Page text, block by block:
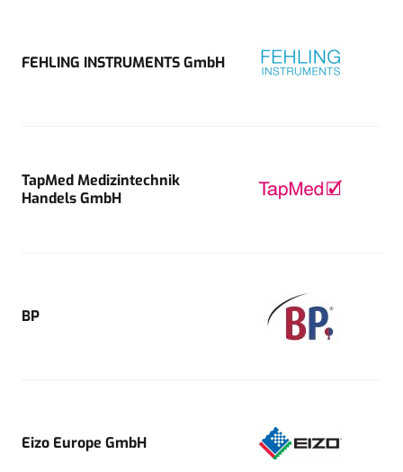
FEHLING INSTRUMENTS GmbH
TapMed Medizintechnik
Handels GmbH
BP
Eizo Europe GmbH